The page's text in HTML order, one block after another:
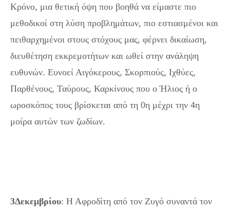
Κρόνο, μια θετική όψη που βοηθά να είμαστε πιο
μεθοδικοί στη λύση προβλημάτων, πιο εστιασμένοι και
πειθαρχημένοι στους στόχους μας, φέρνει δικαίωση,
διευθέτηση εκκρεμοτήτων και ωθεί στην ανάληψη
ευθυνών. Ευνοεί Αιγόκερους, Σκορπιούς, Ιχθύες,
Παρθένους, Ταύρους, Καρκίνους που ο Ήλιος ή ο
ωροσκόπος τους βρίσκεται από τη 0η μέχρι την 4η
μοίρα αυτών των ζωδίων.
3Δεκεμβρίου: Η Αφροδίτη από τον Ζυγό συναντά τον